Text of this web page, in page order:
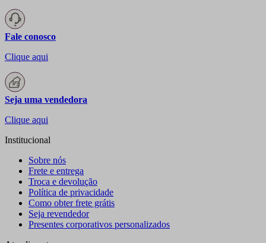
Fale conosco
Clique aqui
Seja uma vendedora
Clique aqui
Institucional
Sobre nós
Frete e entrega
Troca e devolução
Política de privacidade
Como obter frete grátis
Seja revendedor
Presentes corporativos personalizados